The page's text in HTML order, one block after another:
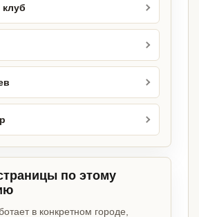
по этому
в конкретном городе,